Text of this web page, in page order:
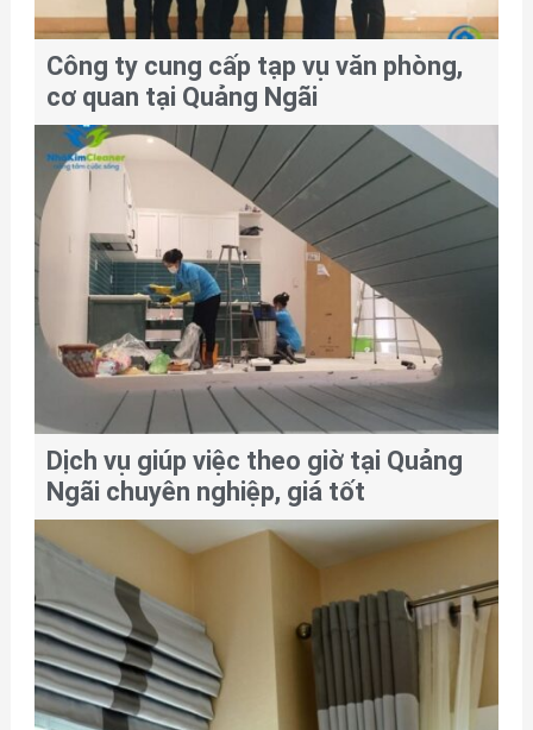
Công ty cung cấp tạp vụ văn phòng,
cơ quan tại Quảng Ngãi
Dịch vụ giúp việc theo giờ tại Quảng
Ngãi chuyên nghiệp, giá tốt